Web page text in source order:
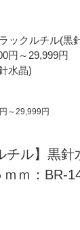
ックルチル(黒
円～29,999円
水晶)
～29,999円
ル】黒針
ｍ：BR-